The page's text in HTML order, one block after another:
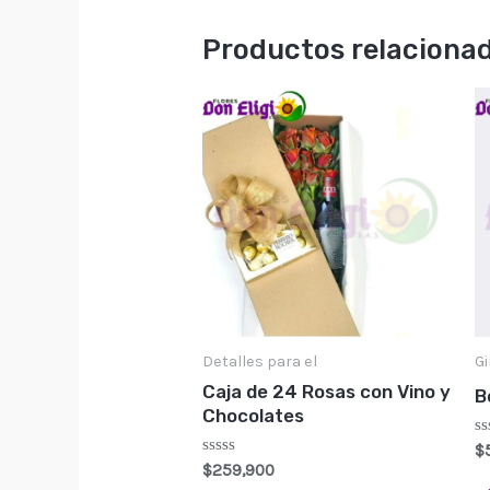
Productos
Detalles para el
Caja de 24 Rosas con Vino y
Chocolates
Valorado
con
$259,900
Este
con
$